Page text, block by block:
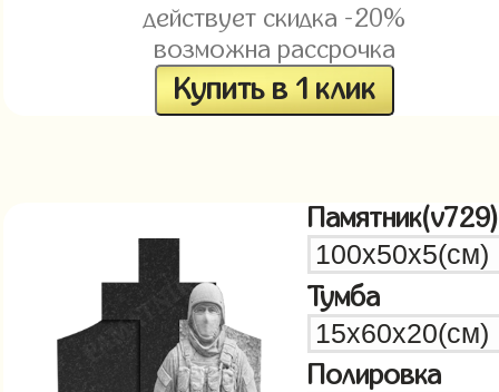
действует скидка -20%
возможна рассрочка
Купить в 1 клик
Памятник(v729)
Тумба
Полировка